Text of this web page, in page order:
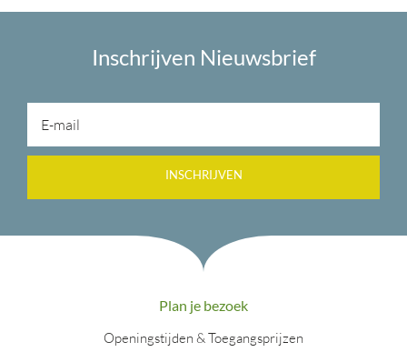
Inschrijven Nieuwsbrief
INSCHRIJVEN
Plan je bezoek
Openingstijden & Toegangsprijzen